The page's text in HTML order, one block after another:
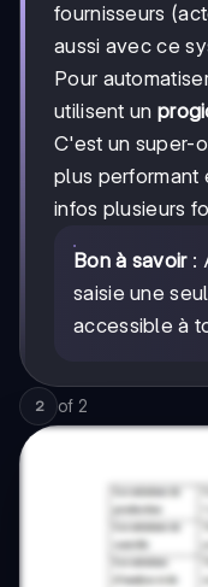
fournisseurs
aussi avec ce
Pour
utilisent un
C'est un super-
plus performant
infos plusieurs
Bon à savoir:
saisie une
accessible à
2 of 2